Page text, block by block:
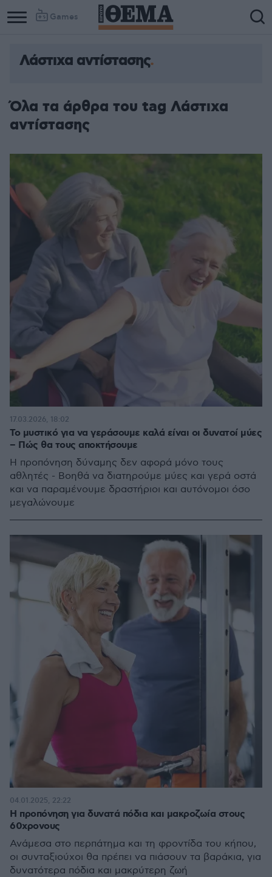
Games
Column
Column
Λάστιχα αντίστασης
Όλα τα άρθρα του tag Λάστιχα
αντίστασης
Το μυστικό για να γεράσουμε καλά είναι οι δυνατοί μύες
– Πώς θα τους αποκτήσουμε
Η προπόνηση δύναμης δεν αφορά μόνο τους
αθλητές - Βοηθά να διατηρούμε μύες και γερά οστά
και να παραμένουμε δραστήριοι και αυτόνομοι όσο
μεγαλώνουμε
17.03.2026, 18:02
Η προπόνηση για δυνατά πόδια και μακροζωία στους
60χρονους
Ανάμεσα στο περπάτημα και τη φροντίδα του κήπου,
οι συνταξιούχοι θα πρέπει να πιάσουν τα βαράκια, για
δυνατότερα πόδια και μακρύτερη ζωή
04.01.2025, 22:22